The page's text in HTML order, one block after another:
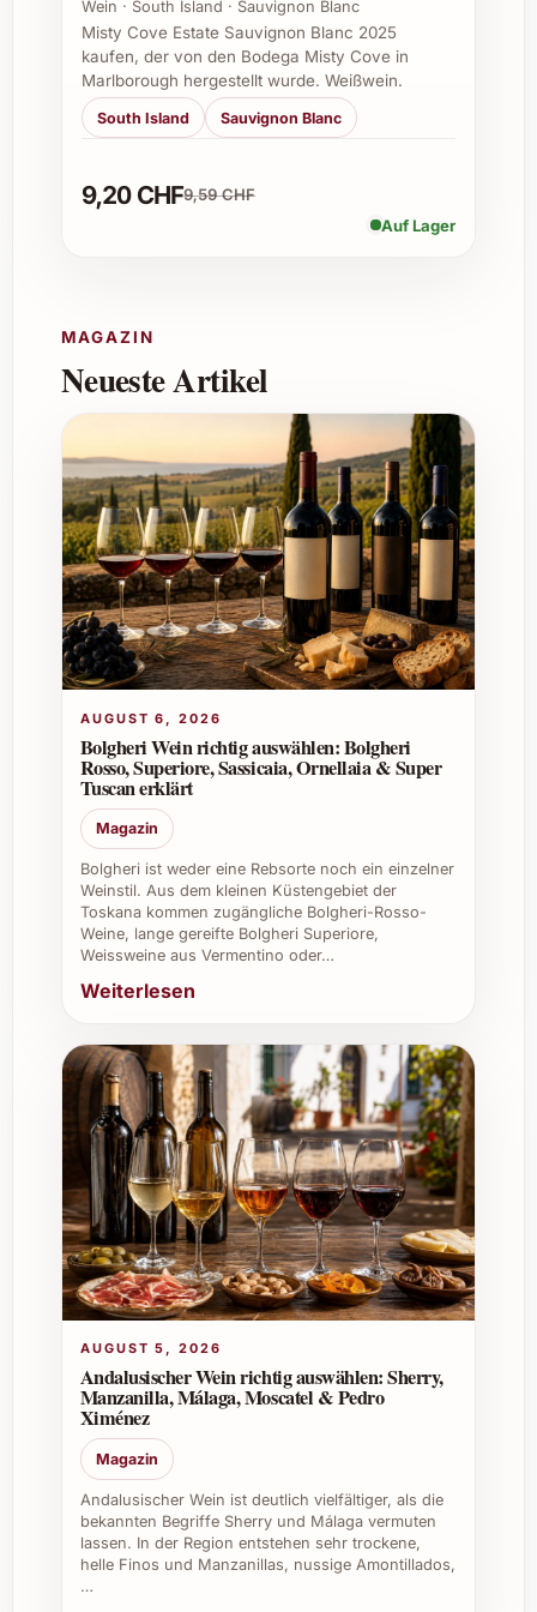
werden?
Die Cuvée Magali 2024 eignet sich gut für
eine Lagerung von 3 bis 6 Jahren, wobei sich
der Geschmack in den ersten Jahren
Passt dieser Wein zu vegetarischen
Antipasti.
Ist die Cuvée auch für festliche Anlässe
empfehlenswert?
Absolut, ihre Eleganz und Vielseitigkeit
machen sie zur idealen Wahl für festliche
Tischrunden.
Wo wird die Cuvée hergestellt?
Die Produktion erfolgt im Weingut Domaine
de Figuière in der Provence, einem
nachhaltiger Bewirtschaftung.
Welche Vorteile bietet diese Cuvée bei
Firmenevents?
Sie hinterlässt einen bleibenden Eindruck
dank ihrer Qualität und Ausdruckskraft, eignet
sich für vielfältige kulinarische Angebote und
passt sich unterschiedlichen Geschmäckern
an.
Individuelle Tipps und Vorteile für den
Einsatz
Figuière Cuvée Magali 2024 bereichert
sowohl private als auch berufliche Anlässe
mit ihrer harmonischen Eleganz. Bei
Familienfesten und sommerlichen
Grillabenden sorgt sie für genussvolle
Momente, die in Erinnerung bleiben. In der
Gastronomie und auf Firmenevents überzeugt
anspruchsvolle Qualität. Sie passt ideal zu
mediterraner Küche und lässt sich
hervorragend mit verschiedenen
Geschmacksprofilen kombinieren. Für
Sammler und Liebhaber ist sie ein Wertvoller
Neuzugang im Weinkeller, der sich auch sehr
gut als edles Geschenk eignet.
Wein · South Island · Sauvignon Blanc
Misty Cove Estate Sauvignon Blanc 2025
kaufen, der von den Bodega Misty Cove in
Marlborough hergestellt wurde. Weißwein.
South Island Sauvignon Blanc
9,20 CHF9,59 CHF
Auf Lager
MAGAZIN
Neueste Artikel
AUGUST 6, 2026
Bolgheri Wein richtig auswählen: Bolgheri
Rosso, Superiore, Sassicaia, Ornellaia & Super
Tuscan erklärt
Magazin
Bolgheri ist weder eine Rebsorte noch ein einzelner
Weinstil. Aus dem kleinen Küstengebiet der
Toskana kommen zugängliche Bolgheri-Rosso-
Weine, lange gereifte Bolgheri Superiore,
Weissweine aus Vermentino oder…
Weiterlesen
AUGUST 5, 2026
Andalusischer Wein richtig auswählen: Sherry,
Manzanilla, Málaga, Moscatel & Pedro
Ximénez
Magazin
Andalusischer Wein ist deutlich vielfältiger, als die
bekannten Begriffe Sherry und Málaga vermuten
lassen. In der Region entstehen sehr trockene,
helle Finos und Manzanillas, nussige Amontillados,
…